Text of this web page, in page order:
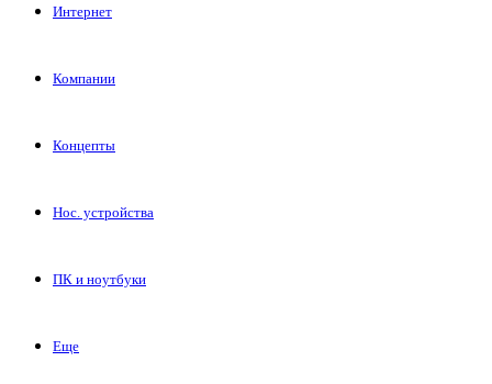
Интернет
Компании
Концепты
Нос. устройства
ПК и ноутбуки
Еще